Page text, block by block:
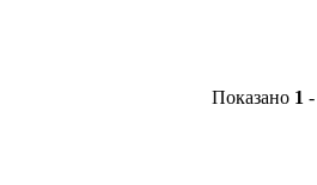
Показано 1 -